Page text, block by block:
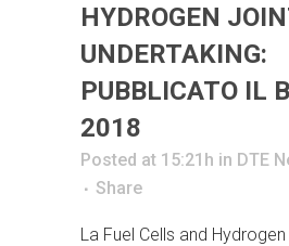
HYDROGEN
UNDERTAKING:
PUBBLICATO IL
2018
Posted at 15:21h in DTE
Share
La Fuel Cells and